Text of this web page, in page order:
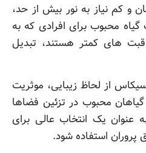
و کم نیاز به نور بیش از حد،
محبوب برای افرادی که به
های کمتر هستند، تبدیل
از لحاظ زیبایی، موثریت
محبوب در تزئین فضاها
عنوان یک انتخاب عالی برای
استفاده شود.